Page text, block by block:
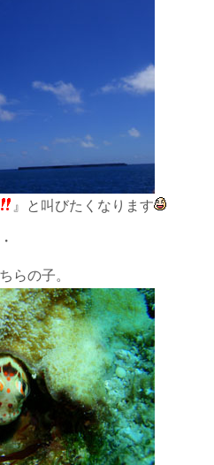
』と叫びたくなります
らの子。